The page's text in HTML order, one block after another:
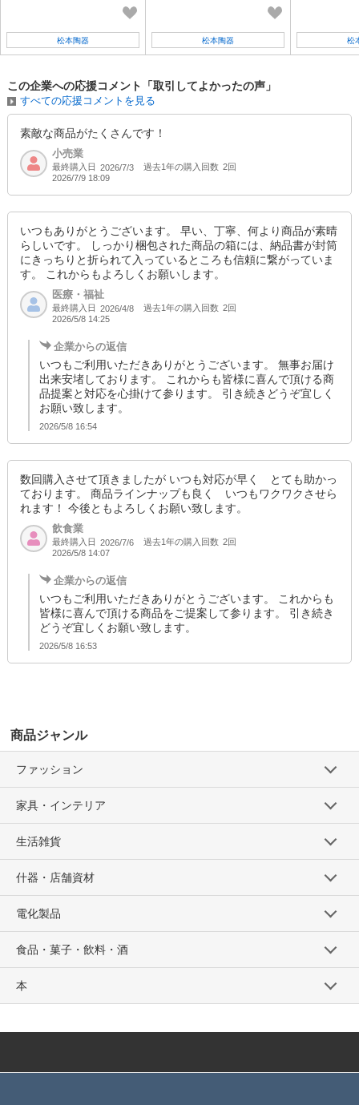
松本陶器
こ日和 柴犬箸置き（ふせ・3
松本陶器 松
この企業への応援コメント「取引してよかったの声」
すべての応援コメントを見る
素敵な商品がたくさんです！
小売業
最終購入日 2026/7/3 過去1年の購入回数 2回
2026/7/9 18:09
いつもありがとうございます。 早い、丁寧、何より商品が素晴
らしいです。 しっかり梱包された商品の箱には、納品書が封筒
にきっちりと折られて入っているところも信頼に繋がっていま
す。 これからもよろしくお願いします。
医療・福祉
最終購入日 2026/4/8 過去1年の購入回数 2回
2026/5/8 14:25
企業からの返信
いつもご利用いただきありがとうございます。 無事お届け
出来安堵しております。 これからも皆様に喜んで頂ける商
品提案と対応を心掛けて参ります。 引き続きどうぞ宜しく
お願い致します。
2026/5/8 16:54
数回購入させて頂きましたが いつも対応が早く とても助かっ
ております。 商品ラインナップも良く いつもワクワクさせら
れます！ 今後ともよろしくお願い致します。
飲食業
最終購入日 2026/7/6 過去1年の購入回数 2回
2026/5/8 14:07
企業からの返信
いつもご利用いただきありがとうございます。 これからも
皆様に喜んで頂ける商品をご提案して参ります。 引き続き
どうぞ宜しくお願い致します。
2026/5/8 16:53
商品ジャンル
ファッション
家具・インテリア
生活雑貨
什器・店舗資材
電化製品
食品・菓子・飲料・酒
本